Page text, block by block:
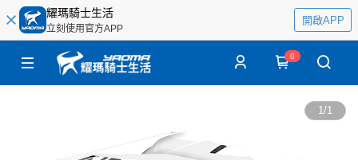
耀瑪騎士生活
立刻使用官方APP
開啟APP
0
1/1